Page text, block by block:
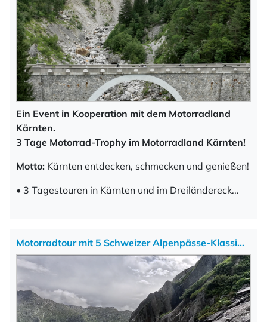
Ein Event in Kooperation mit dem Motorradland
Kärnten.
3 Tage Motorrad-Trophy im Motorradland Kärnten!
Motto: Kärnten entdecken, schmecken und genießen!
• 3 Tagestouren in Kärnten und im Dreiländereck...
Motorradtour mit 5 Schweizer Alpenpässe-Klassi…